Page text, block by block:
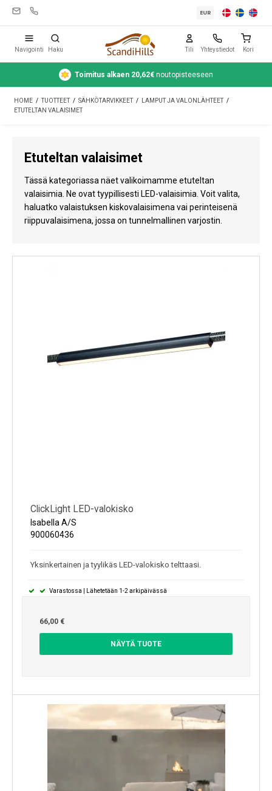
Leirintävarusteet
Teltat
Puhdistus ja hoito
Matkavarusteet
Auto ja peräkärry
Vesi
Varaosat
EUR
Navigointi Haku Tili Yhteystiedot Kori
Toimitus alkaen 20,62€ noutopisteeseen
HOME / TUOTTEET / SÄHKÖTARVIKKEET / LAMPUT JA VALONLÄHTEET /
ETUTELTAN VALAISIMET
Etuteltan valaisimet
Tässä kategoriassa näet valikoimamme etuteltan
valaisimia. Ne ovat tyypillisesti LED-valaisimia. Voit valita,
haluatko valaistuksen kiskovalaisimena vai perinteisenä
riippuvalaisimena, jossa on tunnelmallinen varjostin.
ClickLight LED-valokisko
Isabella A/S
900060436
Yksinkertainen ja tyylikäs LED-valokisko telttaasi.
Varastossa | Lähetetään 1-2 arkipäivässä
66,00 €
NÄYTÄ TUOTE